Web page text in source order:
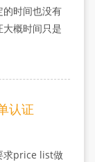
时间也没有
概时间只是
认证
求price list做